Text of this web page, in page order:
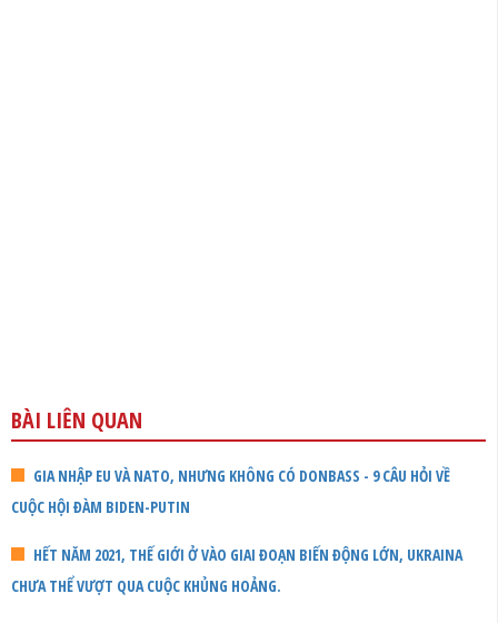
BÀI LIÊN QUAN
GIA NHẬP EU VÀ NATO, NHƯNG KHÔNG CÓ DONBASS - 9 CÂU HỎI VỀ
CUỘC HỘI ĐÀM BIDEN-PUTIN
HẾT NĂM 2021, THẾ GIỚI Ở VÀO GIAI ĐOẠN BIẾN ĐỘNG LỚN, UKRAINA
CHƯA THỂ VƯỢT QUA CUỘC KHỦNG HOẢNG.